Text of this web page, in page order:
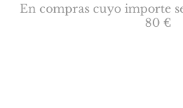
En compras cuyo importe
80 €